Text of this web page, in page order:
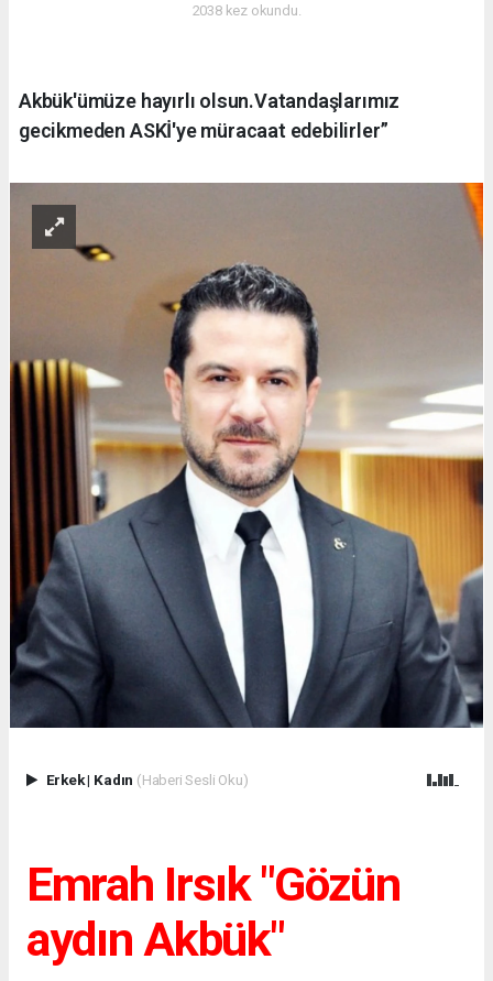
2038 kez okundu.
Akbük'ümüze hayırlı olsun.Vatandaşlarımız
gecikmeden ASKİ'ye müracaat edebilirler”
Erkek| Kadın (Haberi Sesli Oku)
Emrah Irsık "Gözün
aydın Akbük"